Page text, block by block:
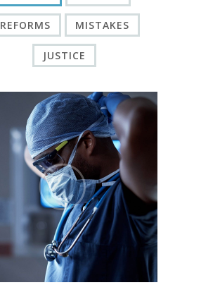
REFORMS MISTAKES
JUSTICE